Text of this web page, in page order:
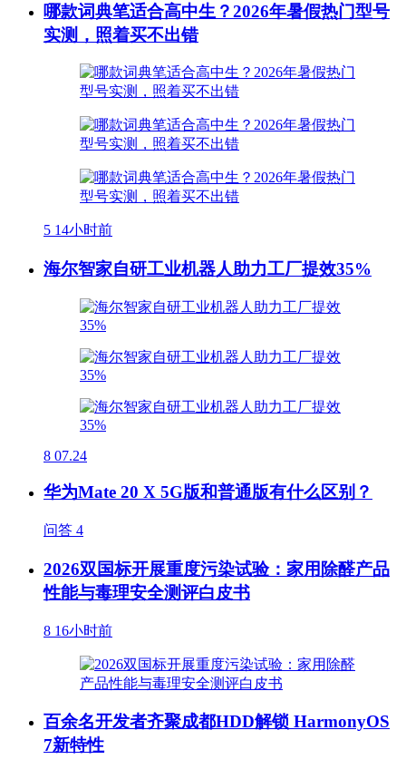
哪款词典笔适合高中生？2026年暑假热门型号
实测，照着买不出错
5 14小时前
海尔智家自研工业机器人助力工厂提效35%
8 07.24
华为Mate 20 X 5G版和普通版有什么区别？
问答 4
2026双国标开展重度污染试验：家用除醛产品
性能与毒理安全测评白皮书
8 16小时前
百余名开发者齐聚成都HDD解锁 HarmonyOS
7新特性